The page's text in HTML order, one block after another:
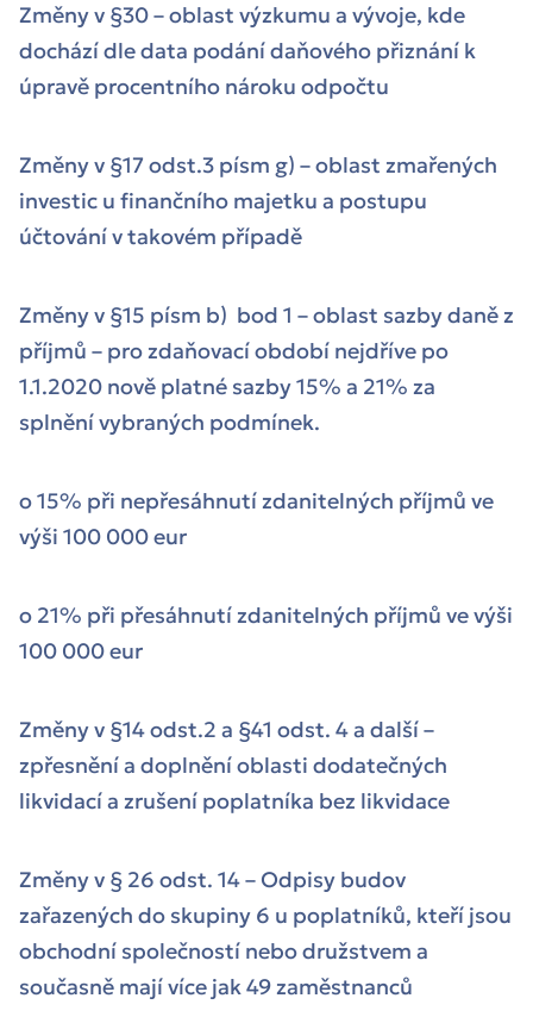
Změny v §30 – oblast výzkumu a vývoje, kde
dochází dle data podání daňového přiznání k
úpravě procentního nároku odpočtu
Změny v §17 odst.3 písm g) – oblast zmařených
investic u finančního majetku a postupu
účtování v takovém případě
Změny v §15 písm b) bod 1 – oblast sazby daně z
příjmů – pro zdaňovací období nejdříve po
1.1.2020 nově platné sazby 15% a 21% za
splnění vybraných podmínek.
o 15% při nepřesáhnutí zdanitelných příjmů ve
výši 100 000 eur
o 21% při přesáhnutí zdanitelných příjmů ve výši
100 000 eur
Změny v §14 odst.2 a §41 odst. 4 a další –
zpřesnění a doplnění oblasti dodatečných
likvidací a zrušení poplatníka bez likvidace
Změny v § 26 odst. 14 – Odpisy budov
zařazených do skupiny 6 u poplatníků, kteří jsou
obchodní společností nebo družstvem a
současně mají více jak 49 zaměstnanců